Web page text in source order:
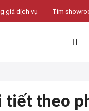
giá dịch vụ Tìm
tiết theo